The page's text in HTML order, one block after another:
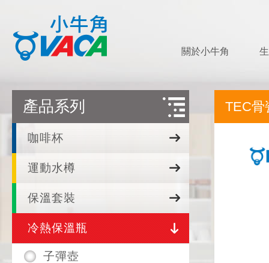
關於小牛角
產品系列
咖啡杯
運動水樽
保溫套裝
冷熱保溫瓶
子彈壺
TEC骨